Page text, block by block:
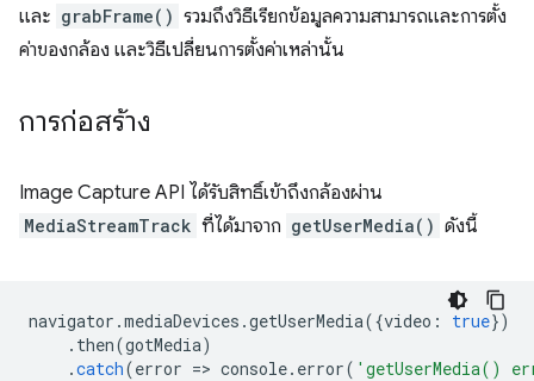
และ grabFrame() รวมถึงวิธีเรียกข้อมูลความสามารถและการตั้ง
ค่าของกล้อง และวิธีเปลี่ยนการตั้งค่าเหล่านั้น
การก่อสร้าง
Image Capture API ได้รับสิทธิ์เข้าถึงกล้องผ่าน
MediaStreamTrack ที่ได้มาจาก getUserMedia() ดังนี้
navigator .mediaDevices .getUserMedia({video : true})
. then(gotMedia)
.catch(error => console. error( 'getUserMedia()